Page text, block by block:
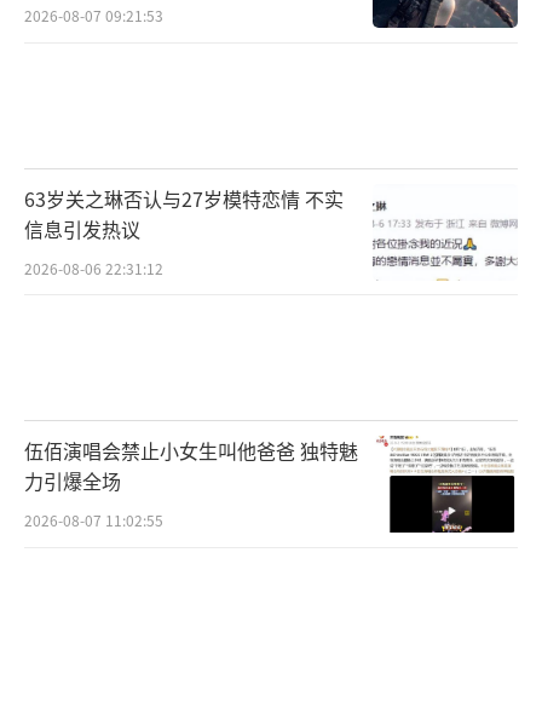
2026-08-07 09:21:53
63岁关之琳否认与27岁模特恋情 不实
信息引发热议
2026-08-06 22:31:12
伍佰演唱会禁止小女生叫他爸爸 独特魅
力引爆全场
2026-08-07 11:02:55